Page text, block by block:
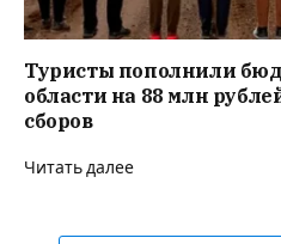
Туристы пополнили
области на 88 млн
сборов
Читать далее